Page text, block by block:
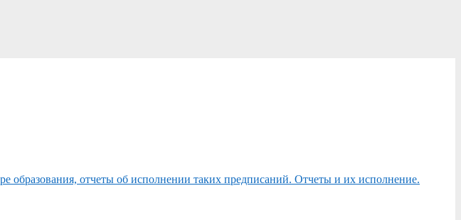
образования, отчеты об исполнении таких предписаний. Отчеты и их исполнение.